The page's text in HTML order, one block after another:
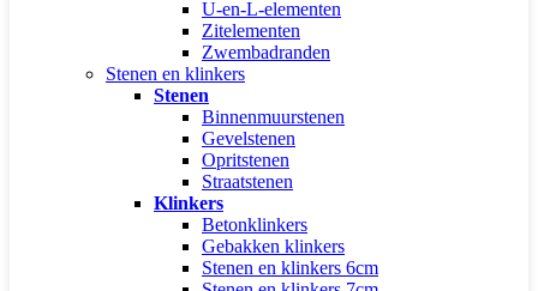
U-en-L-elementen
Zitelementen
Zwembadranden
Stenen en klinkers
Stenen
Binnenmuurstenen
Gevelstenen
Opritstenen
Straatstenen
Klinkers
Betonklinkers
Gebakken klinkers
Stenen en klinkers 6cm